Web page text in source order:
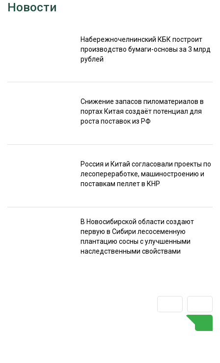
Новости
Набережночелнинский КБК построит
производство бумаги-основы за 3 млрд
рублей
Снижение запасов пиломатериалов в
портах Китая создаёт потенциал для
роста поставок из РФ
Россия и Китай согласовали проекты по
лесопереработке, машиностроению и
поставкам пеллет в КНР
В Новосибирской области создают
первую в Сибири лесосеменную
плантацию сосны с улучшенными
наследственными свойствами